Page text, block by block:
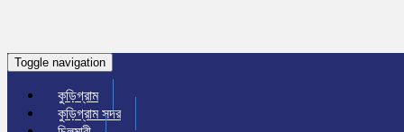
Toggle navigation
কুড়িগ্রাম
কুড়িগ্রাম সদর